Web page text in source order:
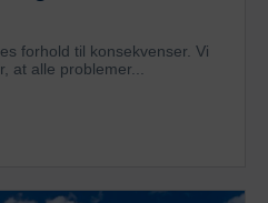
forhold til konsekvenser. Vi
at alle problemer...